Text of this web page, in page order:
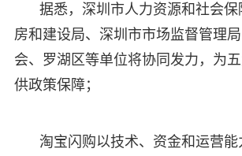
据悉，深圳市人力资源和社会
房和建设局、深圳市市场监督管理
会、罗湖区等单位将协同发力，为
供政策保障；
淘宝闪购以技术、资金和运营